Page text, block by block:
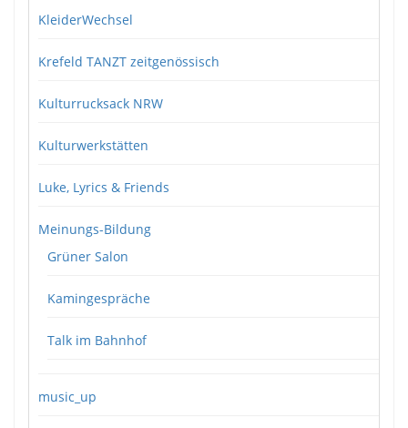
KleiderWechsel
Krefeld TANZT zeitgenössisch
Kulturrucksack NRW
Kulturwerkstätten
Luke, Lyrics & Friends
Meinungs-Bildung
Grüner Salon
Kamingespräche
Talk im Bahnhof
music_up